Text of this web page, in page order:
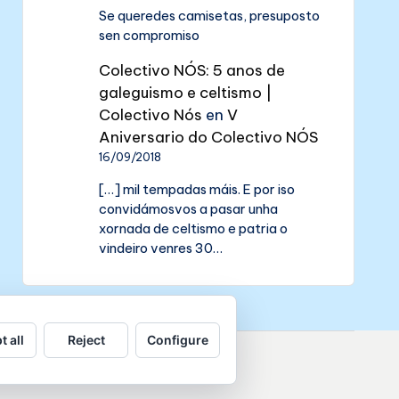
Se queredes camisetas, presuposto
sen compromiso
Colectivo NÓS: 5 anos de
galeguismo e celtismo |
Colectivo Nós enV
Aniversario do Colectivo NÓS
16/09/2018
[…] mil tempadas máis. E por iso
convidámosvos a pasar unha
xornada de celtismo e patria o
vindeiro venres 30…
all Reject Configure